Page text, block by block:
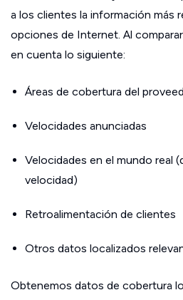
a los clientes la información más
opciones de Internet. Al
en cuenta lo siguiente:
Áreas de cobertura del
Velocidades anunciadas
Velocidades en el mundo real
velocidad)
Retroalimentación de clientes
Otros datos localizados
Obtenemos datos de cobertura